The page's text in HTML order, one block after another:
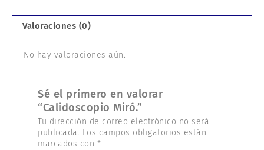
Valoraciones (0)
No hay valoraciones aún.
Sé el primero en valorar
“Calidoscopio Miró.”
Tu dirección de correo electrónico no será
publicada. Los campos obligatorios están
marcados con *